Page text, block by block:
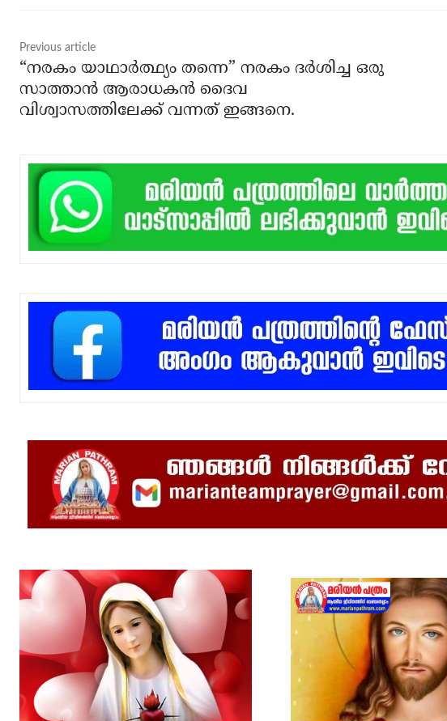
Previous article
“നരകം യാഥാര്‍ത്ഥ്യം തന്നെ” നരകം ദര്‍ശിച്ച ഒരു
സാത്താന്‍ ആരാധകന്‍ ദൈവ
വിശ്വാസത്തിലേക്ക് വന്നത് ഇങ്ങനെ.